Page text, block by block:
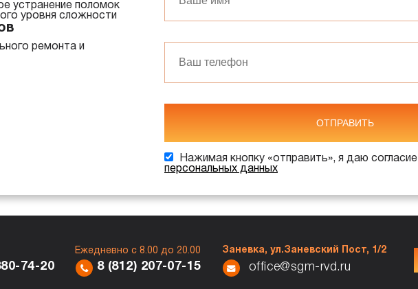
устранение поломок
уровня сложности
ремонта и
ОТПРАВИТЬ
Нажимая кнопку «отправить», я даю согласие
персональных данных
74-20
Ежедневно с 8.00 до 20.00
8 (812) 207-07-15
Заневка, ул.Заневский Пост, 1/2
office@sgm-rvd.ru